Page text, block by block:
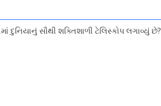
દુનિયાનું સૌથી શક્તિશાળી ટેલિસ્કોપ લગાવ્યું છે?